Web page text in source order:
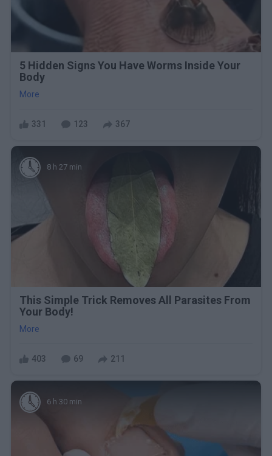
5 Hidden Signs You Have Worms Inside Your
Body
More
331 123 367
8 h 27 min
This Simple Trick Removes All Parasites From
Your Body!
More
403 69 211
6 h 30 min